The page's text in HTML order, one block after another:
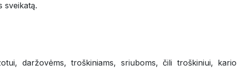
sveikatą.
daržovėms, troškiniams, sriuboms, čili troškiniui, kario